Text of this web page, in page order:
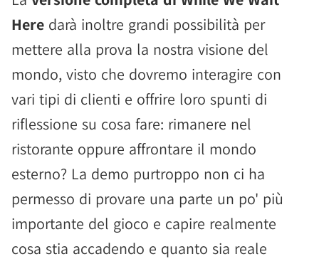
Here darà inoltre grandi possibilità per
mettere alla prova la nostra visione del
mondo, visto che dovremo interagire con
vari tipi di clienti e offrire loro spunti di
riflessione su cosa fare: rimanere nel
ristorante oppure affrontare il mondo
esterno? La demo purtroppo non ci ha
permesso di provare una parte un po' più
importante del gioco e capire realmente
cosa stia accadendo e quanto sia reale